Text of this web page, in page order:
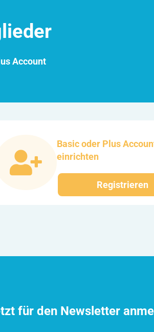
Account
Basic oder Plus
einrichten
Registrieren
für den Newsletter